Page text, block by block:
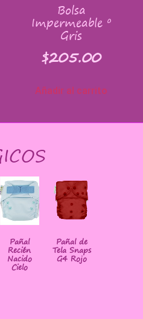
Bolsa
Impermeable º
Gris
$205.00
Añadir al carrito
Pañal
Recién
Nacido
Cielo
Pañal de
Tela Snaps
G4 Rojo